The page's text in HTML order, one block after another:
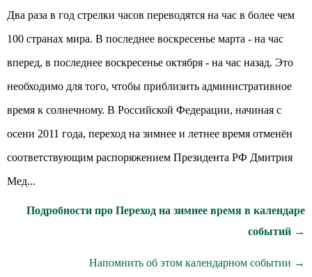
Два раза в год стрелки часов переводятся на час в более чем
100 странах мира. В последнее воскресенье марта - на час
вперед, в последнее воскресенье октября - на час назад. Это
необходимо для того, чтобы приблизить административное
время к солнечному. В Российской Федерации, начиная с
осени 2011 года, переход на зимнее и летнее время отменён
соответствующим распоряжением Президента РФ Дмитрия
Мед...
Подробности про Переход на зимнее время в календаре
событий →
Напомнить об этом календарном событии →